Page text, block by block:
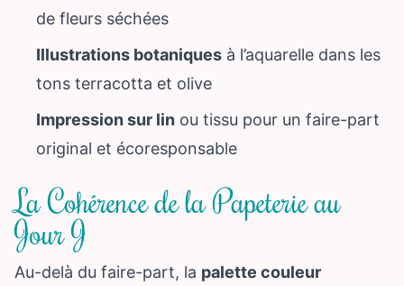
de fleurs séchées
Illustrations botaniques à l’aquarelle dans les
tons terracotta et olive
Impression sur lin ou tissu pour un faire-part
original et écoresponsable
La Cohérence de la Papeterie au
Jour J
Au-delà du faire-part, la palette couleur